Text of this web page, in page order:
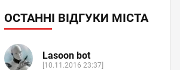
ОСТАННІ ВІДГУКИ МІСТА
Lasoon bot
[10.11.2016 23:37]